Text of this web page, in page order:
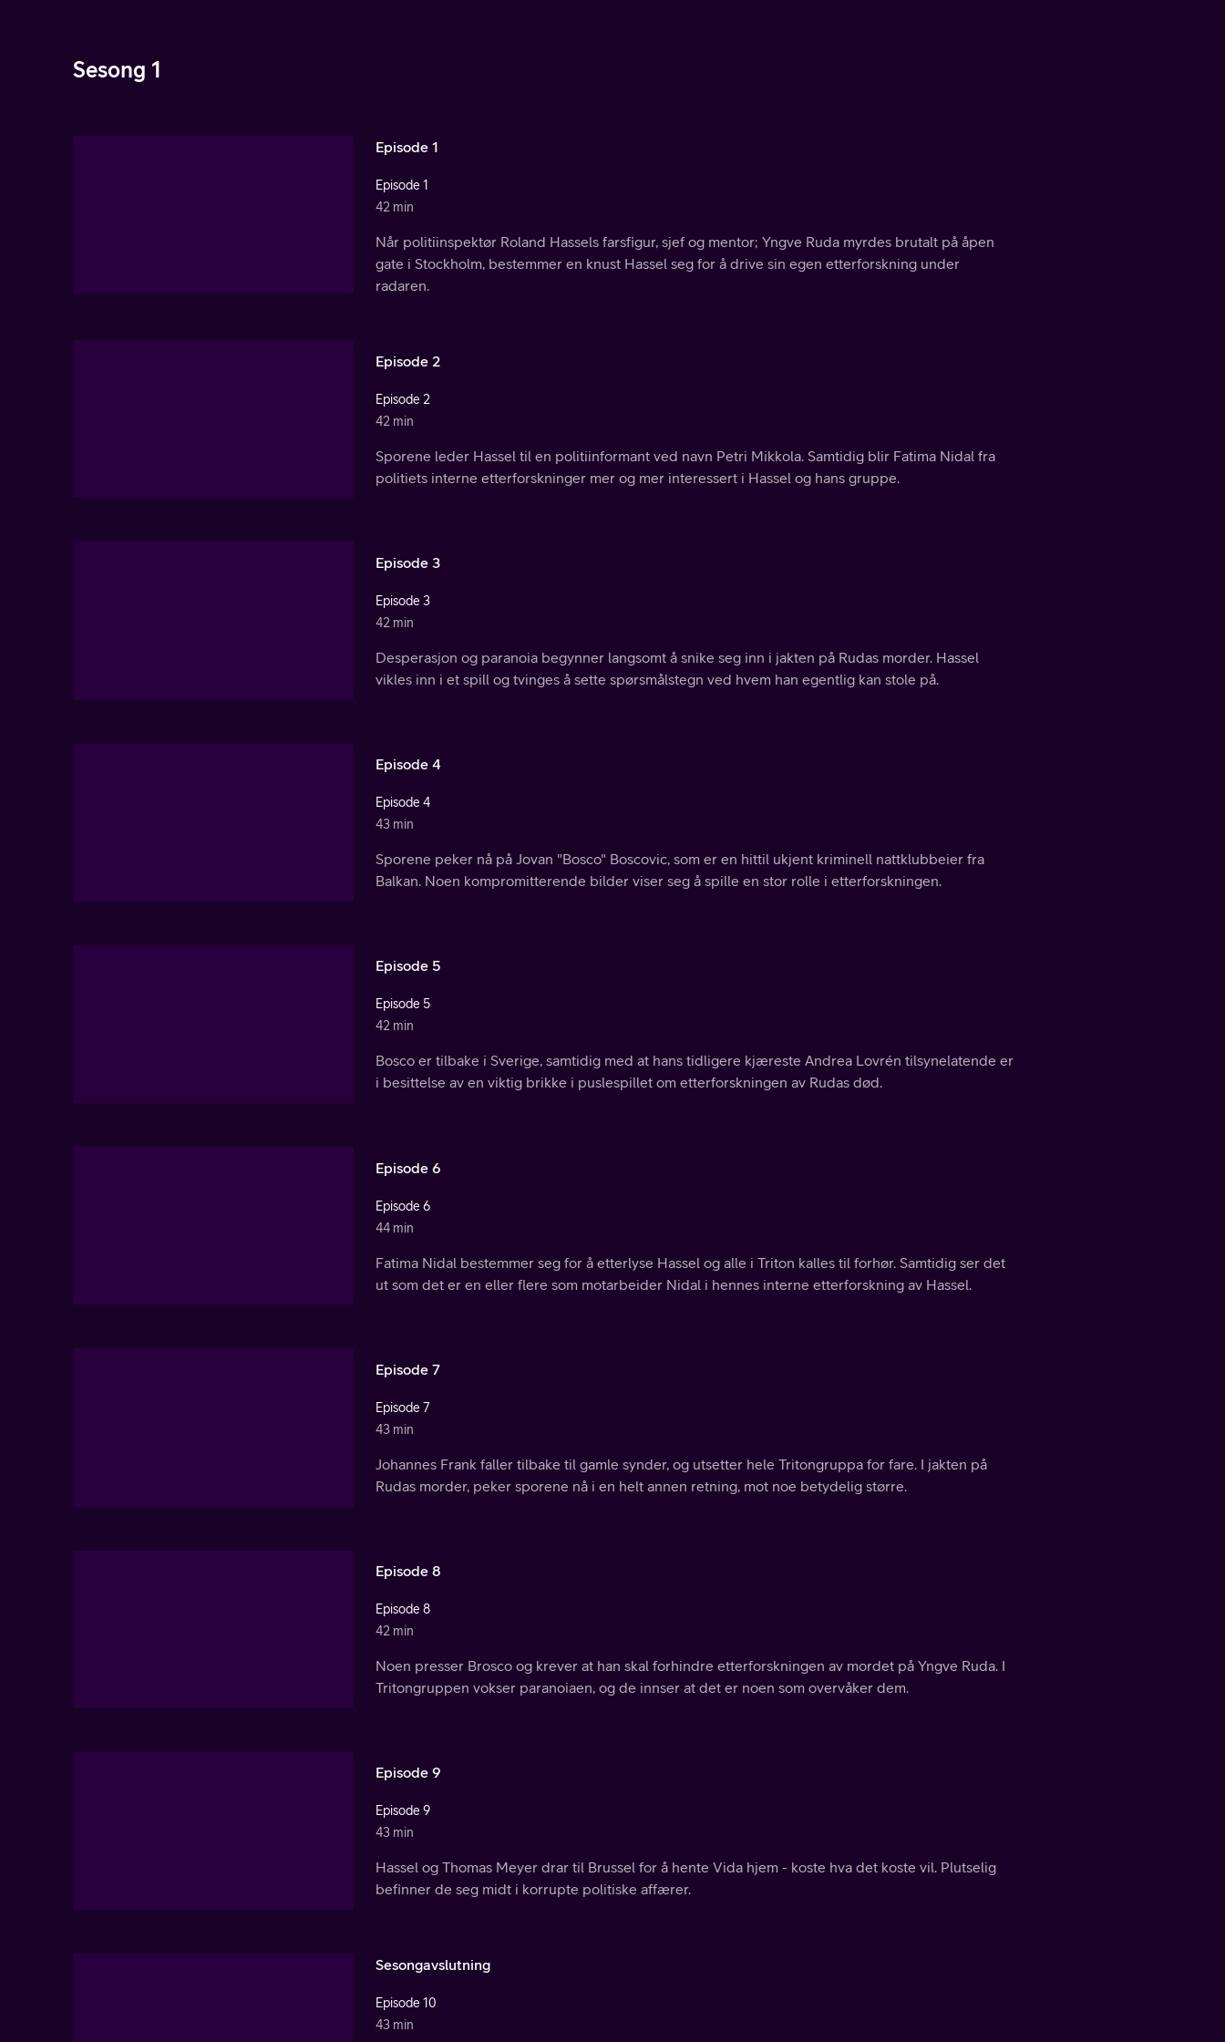
Sesong 1
Episode 1
Episode 1
42 min
Når politiinspektør Roland Hassels farsfigur, sjef og mentor; Yngve Ruda myrdes brutalt på åpen
gate i Stockholm, bestemmer en knust Hassel seg for å drive sin egen etterforskning under
radaren.
Episode 2
Episode 2
42 min
Sporene leder Hassel til en politiinformant ved navn Petri Mikkola. Samtidig blir Fatima Nidal fra
politiets interne etterforskninger mer og mer interessert i Hassel og hans gruppe.
Episode 3
Episode 3
42 min
Desperasjon og paranoia begynner langsomt å snike seg inn i jakten på Rudas morder. Hassel
vikles inn i et spill og tvinges å sette spørsmålstegn ved hvem han egentlig kan stole på.
Episode 4
Episode 4
43 min
Sporene peker nå på Jovan "Bosco" Boscovic, som er en hittil ukjent kriminell nattklubbeier fra
Balkan. Noen kompromitterende bilder viser seg å spille en stor rolle i etterforskningen.
Episode 5
Episode 5
42 min
Bosco er tilbake i Sverige, samtidig med at hans tidligere kjæreste Andrea Lovrén tilsynelatende er
i besittelse av en viktig brikke i puslespillet om etterforskningen av Rudas død.
Episode 6
Episode 6
44 min
Fatima Nidal bestemmer seg for å etterlyse Hassel og alle i Triton kalles til forhør. Samtidig ser det
ut som det er en eller flere som motarbeider Nidal i hennes interne etterforskning av Hassel.
Episode 7
Episode 7
43 min
Johannes Frank faller tilbake til gamle synder, og utsetter hele Tritongruppa for fare. I jakten på
Rudas morder, peker sporene nå i en helt annen retning, mot noe betydelig større.
Episode 8
Episode 8
42 min
Noen presser Brosco og krever at han skal forhindre etterforskningen av mordet på Yngve Ruda. I
Tritongruppen vokser paranoiaen, og de innser at det er noen som overvåker dem.
Episode 9
Episode 9
43 min
Hassel og Thomas Meyer drar til Brussel for å hente Vida hjem - koste hva det koste vil. Plutselig
befinner de seg midt i korrupte politiske affærer.
Sesongavslutning
Episode 10
43 min